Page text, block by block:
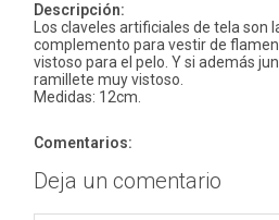
Descripción:
Los claveles artificiales de tela
complemento para vestir de
vistoso para el pelo. Y si además
ramillete muy vistoso.
Medidas: 12cm.
Comentarios:
Deja un comentario